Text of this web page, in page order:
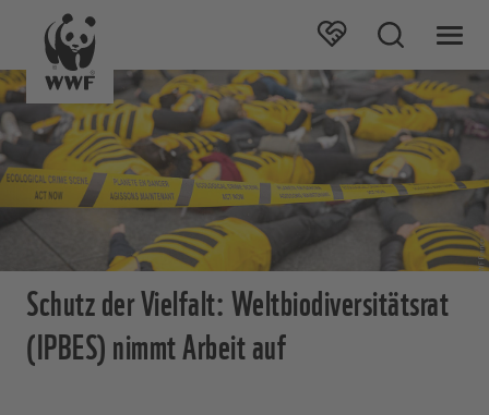
Schutz der Vielfalt: Weltbiodiversitätsrat
(IPBES) nimmt Arbeit auf